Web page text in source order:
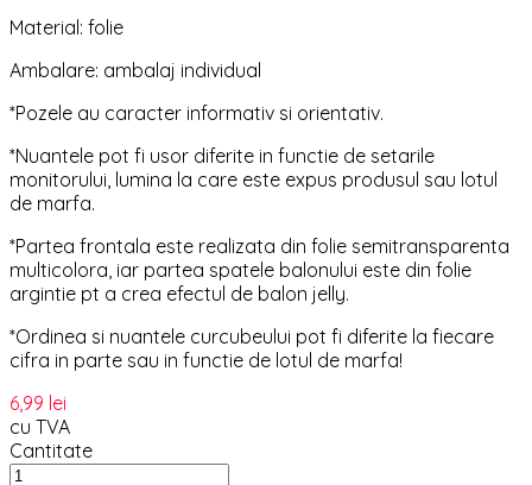
Material: folie
Ambalare: ambalaj individual
*Pozele au caracter informativ si orientativ.
*Nuantele pot fi usor diferite in functie de setarile
monitorului, lumina la care este expus produsul sau lotul
de marfa.
*Partea frontala este realizata din folie semitransparenta
multicolora, iar partea spatele balonului este din folie
argintie pt a crea efectul de balon jelly.
*Ordinea si nuantele curcubeului pot fi diferite la fiecare
cifra in parte sau in functie de lotul de marfa!
6,99 lei
cu TVA
Cantitate